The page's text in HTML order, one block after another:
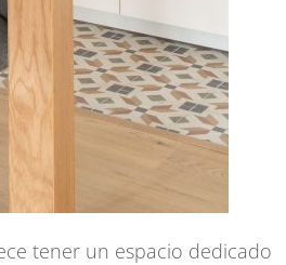
tener un espacio dedicado